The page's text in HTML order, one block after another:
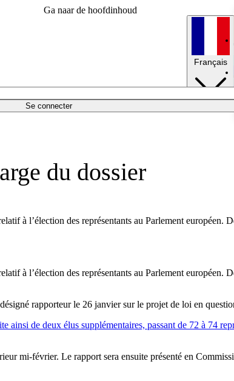
Ga naar de hoofdinhoud
Se connecter
Français
du dossier
à l’élection des représentants au Parlement européen.
à l’élection des représentants au Parlement européen.
rapporteur le 26 janvier sur le projet de loi en
ainsi de deux élus supplémentaires, passant de 72 à 74
mi-février. Le rapport sera ensuite présenté en